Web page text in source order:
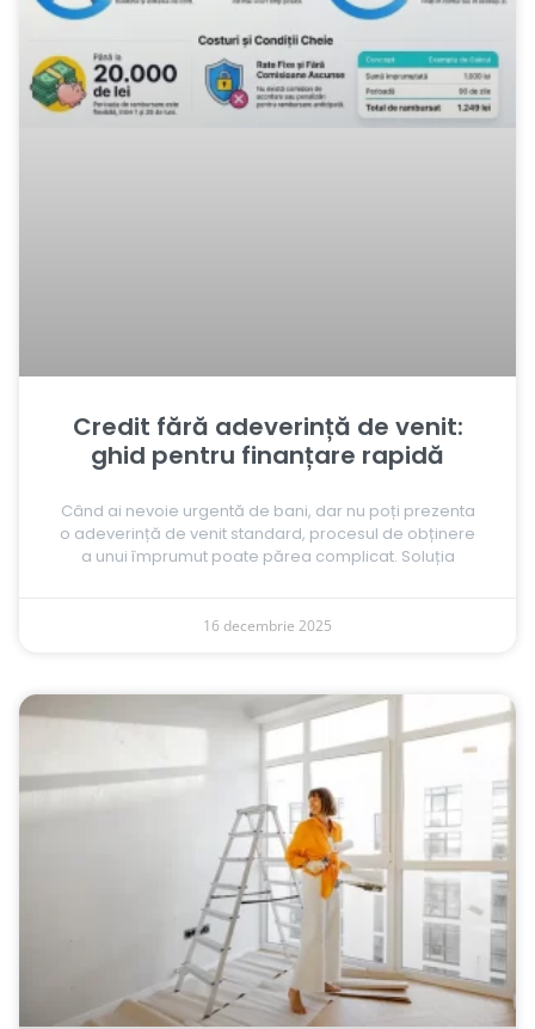
Credit fără adeverință de venit:
ghid pentru finanțare rapidă
Când ai nevoie urgentă de bani, dar nu poți prezenta
o adeverință de venit standard, procesul de obținere
a unui împrumut poate părea complicat. Soluția
16 decembrie 2025